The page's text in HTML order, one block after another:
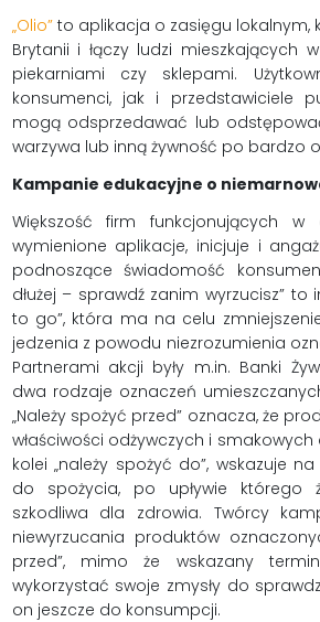
„Olio”to aplikacja o zasięgu lokalnym,
Brytanii i łączy ludzi mieszkających
piekarniami czy sklepami.
konsumenci, jak i przedstawiciele
mogą odsprzedawać lub
warzywa lub inną żywność po bardzo
Kampanie edukacyjne o
Większość firm funkcjonujących
wymienione aplikacje, inicjuje i
podnoszące świadomość
dłużej – sprawdź zanim wyrzucisz” to
to go”, która ma na celu
jedzenia z powodu niezrozumienia
Partnerami akcji były m.in. Banki
dwa rodzaje oznaczeń
„Należy spożyć przed” oznacza, że
właściwości odżywczych i
kolei „należy spożyć do”, wskazuje
do spożycia, po upływie którego
szkodliwa dla zdrowia. Twórcy
niewyrzucania produktów
przed”, mimo że wskazany
wykorzystać swoje zmysły do
on jeszcze do konsumpcji.